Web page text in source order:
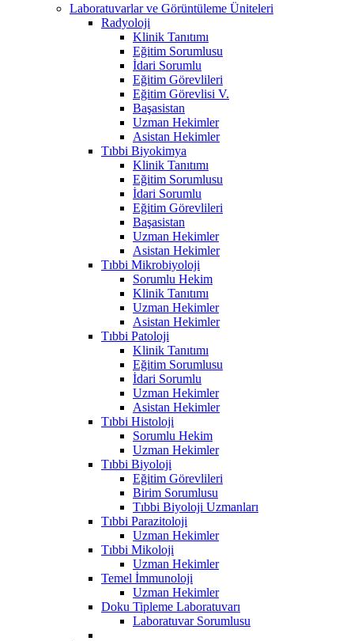
Laboratuvarlar ve Görüntüleme Üniteleri
Radyoloji
Klinik Tanıtımı
Eğitim Sorumlusu
İdari Sorumlu
Eğitim Görevlileri
Eğitim Görevlisi V.
Başasistan
Uzman Hekimler
Asistan Hekimler
Tıbbi Biyokimya
Klinik Tanıtımı
Eğitim Sorumlusu
İdari Sorumlu
Eğitim Görevlileri
Başasistan
Uzman Hekimler
Asistan Hekimler
Tıbbi Mikrobiyoloji
Sorumlu Hekim
Klinik Tanıtımı
Uzman Hekimler
Asistan Hekimler
Tıbbi Patoloji
Klinik Tanıtımı
Eğitim Sorumlusu
İdari Sorumlu
Uzman Hekimler
Asistan Hekimler
Tıbbi Histoloji
Sorumlu Hekim
Uzman Hekimler
Tıbbi Biyoloji
Eğitim Görevlileri
Birim Sorumlusu
Tıbbi Biyoloji Uzmanları
Tıbbi Parazitoloji
Uzman Hekimler
Tıbbi Mikoloji
Uzman Hekimler
Temel İmmunoloji
Uzman Hekimler
Doku Tipleme Laboratuvarı
Laboratuvar Sorumlusu